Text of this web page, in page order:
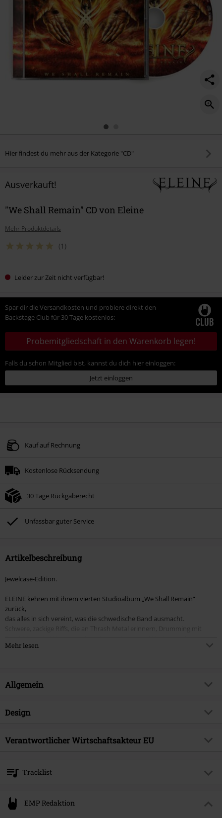
Hier findest du mehr aus der Kategorie "CD"
Ausverkauft!
"We Shall Remain" CD von Eleine
Mehr Produktdetails
(1)
Leider zur Zeit nicht verfügbar!
Spar dir die Versandkosten und probiere direkt den
Backstage Club für 30 Tage kostenlos:
Probemitgliedschaft in den Warenkorb legen!
Falls du schon Mitglied bist, kannst du dich hier einloggen:
Jetzt einloggen
Kauf auf Rechnung
Kostenlose Rücksendung
30 Tage Rückgaberecht
Unfassbar guter Service
Artikelbeschreibung
Jewelcase-Edition.
ELEINE kehren mit ihrem vierten Studioalbum „We Shall Remain“
zurück,
das alles in sich vereint, was die schwedische Band ausmacht.
Schwere, zackige Riffs, die an Thrash Metal erinnern, Drumming mit
bestärken und
den charakteristischen ELEINE-Sound in einem neuen und frischen
vermittelt. Erlaube dir, ELEINE zu erleben. Erlaube dir, der Eleine-Legion
beizutreten", kommentieren Madeleine Liljestam & Rikard Ekberg.
Mehr lesen
Allgemein
Artikelnummer:
Musikgenre
Symphonic Metal
Band
Design
Produkt-Typ
CD
Verantwortlicher Wirtschaftsakteur EU
Alter Wandrahm 14
20457 Hamburg
Tracklist
1.
EMP Redaktion